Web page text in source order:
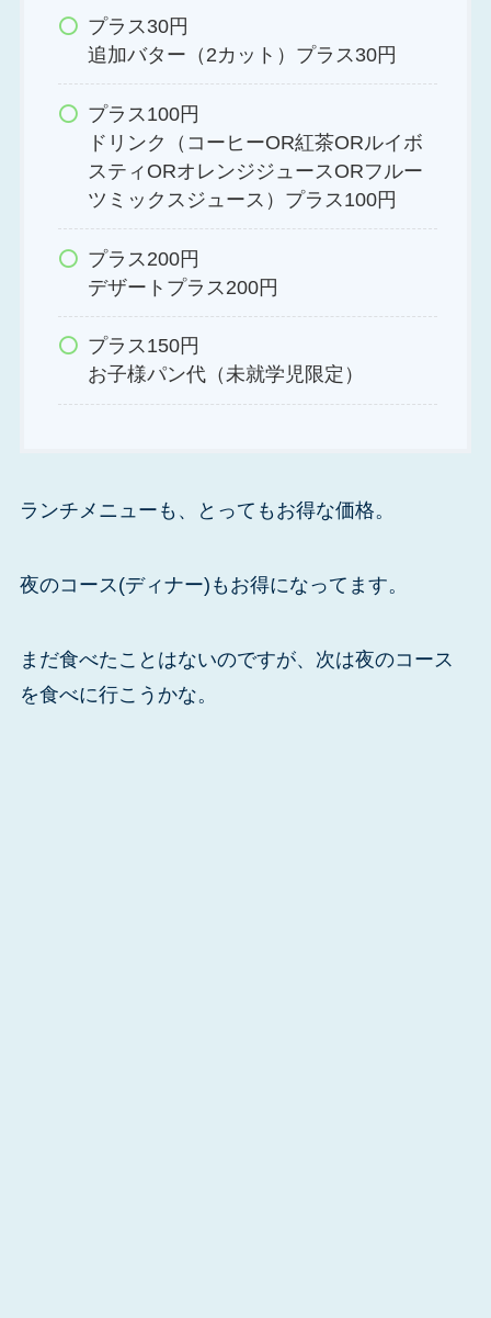
プラス30円
追加バター（2カット）プラス30円
プラス100円
ドリンク（コーヒーOR紅茶ORルイボ
スティORオレンジジュースORフルー
ツミックスジュース）プラス100円
プラス200円
デザートプラス200円
プラス150円
お子様パン代（未就学児限定）
ランチメニューも、とってもお得な価格。
夜のコース(ディナー)もお得になってます。
まだ食べたことはないのですが、次は夜のコース
を食べに行こうかな。